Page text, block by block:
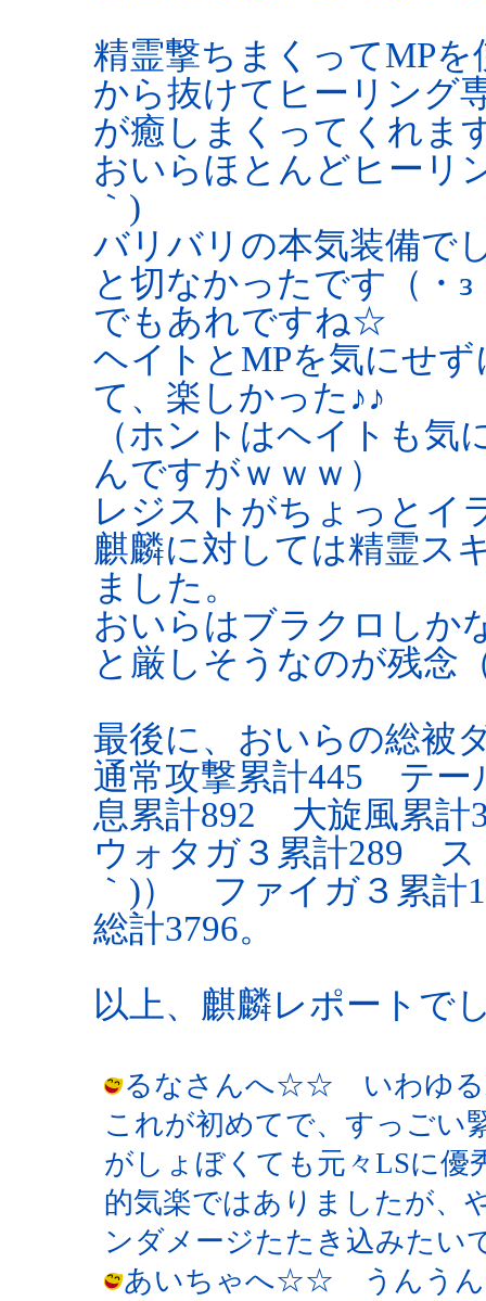
精霊撃ちまくってMP
から抜けてヒーリング
が癒しまくってくれま
おいらほとんどヒーリ
｀)
バリバリの本気装備で
と切なかったです（・з
でもあれですね☆
ヘイトとMPを気にせ
て、楽しかった♪♪
（ホントはヘイトも
んですがｗｗｗ）
レジストがちょっとイ
麒麟に対しては精霊ス
ました。
おいらはブラクロしか
と厳しそうなのが残念
最後に、おいらの総被
通常攻撃累計445 テ
息累計892 大旋風累計
ウォタガ３累計289 ス
｀)） ファイガ３累計
総計3796。
以上、麒麟レポートで
るなさんへ☆☆ いわゆる
これが初めてで、すっご
がしょぼくても元々LSに優
的気楽ではありましたが、
ンダメージたたき込みたい
あいちゃへ☆☆ うんうん